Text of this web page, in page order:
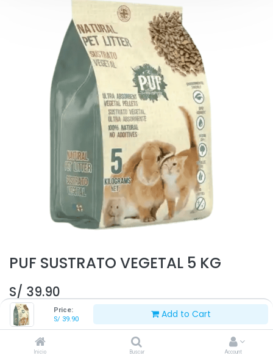
Price:
S/ 39.90 Add to Cart
Inicio Buscar Account
PUF SUSTRATO VEGETAL 5 KG
S/ 39.90